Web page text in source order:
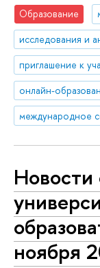
Образование
исследования и
приглашение к
онлайн-
международное
ноября